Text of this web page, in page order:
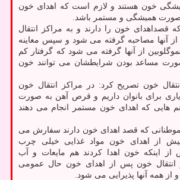
خون هستند و لازم است که اهدای خون
همیشگی و مستمر باشد.
قصداهدای خون را دارند و به مراکز انتقال
آنها مصاحبه گرفته می شود و سپس معاینه
از آنها گرفته می شود که گرفتار کم
مساعد بودن شرایطشان می توانند خون
خون تصریح کرد: در مراکز انتقال خون
برای بانوان داریم و قرص آهن به صورت
هایی که اهدای خون مستمر انجام می دهند
که قصد اهدای خون دارند سفارش می
پیش از اهدای خون مواد غذایی خیلی چرب
اینکه خون اهدا کردند هم مایعات و آب
انتقال خون پس از اهدای خون حال عمومی
از همه آنها پذیرایی می شود.